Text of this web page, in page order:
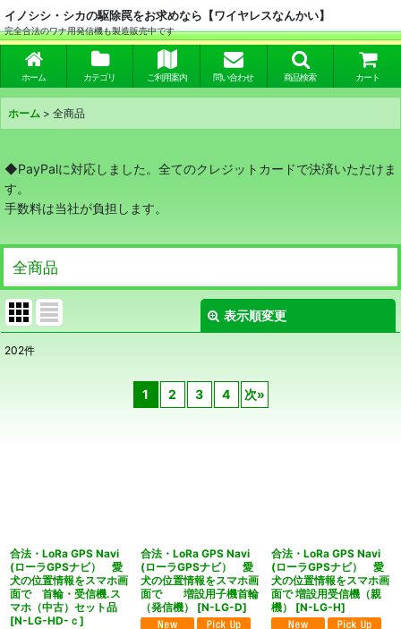
イノシシ・シカの駆除罠をお求めなら【ワイヤレスなんかい】
完全合法のワナ用発信機も製造販売中です
ホーム カテゴリ ご利用案内 問い合わせ 商品検索 カート
ホーム > 全商品
◆PayPalに対応しました。全てのクレジットカードで決済いただけま
す。
手数料は当社が負担します。
全商品
表示順変更
202件
1 2 3 4 次»
合法・LoRa GPS Navi
(ローラGPSナビ） 愛
犬の位置情報をスマホ画
面で 首輪・受信機.ス
マホ（中古）セット品
[N-LG-HD-ｃ ]
合法・LoRa GPS Navi
(ローラGPSナビ） 愛
犬の位置情報をスマホ画
面で 増設用子機首輪
（発信機）
[N-LG-D]
合法・LoRa GPS Navi
(ローラGPSナビ） 愛
犬の位置情報をスマホ画
面で 増設用受信機（親
機）
[N-LG-H]